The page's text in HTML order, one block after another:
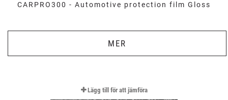
CARPRO300 - Automotive protection film Gloss
MER
Lägg till för att jämföra